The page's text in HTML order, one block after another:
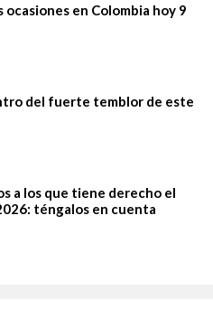
ocasiones en Colombia hoy 9
del fuerte temblor de este
a los que tiene derecho el
téngalos en cuenta